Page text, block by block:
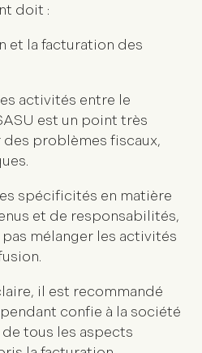
doit :
et la facturation des
activités entre le
est un point très
problèmes fiscaux,
spécificités en matière
et de responsabilités,
mélanger les activités
il est recommandé
confie à la société
tous les aspects